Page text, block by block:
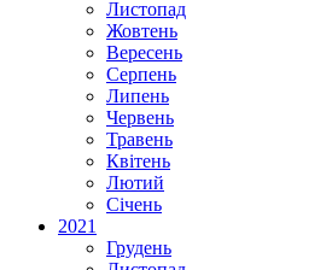
Листопад
Жовтень
Вересень
Серпень
Липень
Червень
Травень
Квітень
Лютий
Січень
2021
Грудень